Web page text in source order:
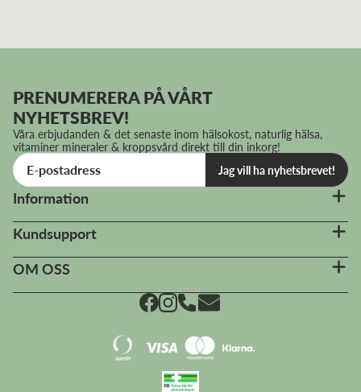
PRENUMERERA PÅ VÅRT
NYHETSBREV!
Våra erbjudanden & det senaste inom hälsokost, naturlig hälsa,
vitaminer mineraler & kroppsvård direkt till din inkorg!
Jag vill ha nyhetsbrevet!
Information
Kundsupport
OM OSS